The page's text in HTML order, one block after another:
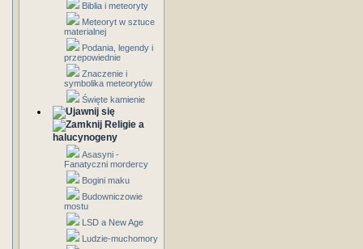
Biblia i meteoryty
Meteoryt w sztuce
materialnej
Podania, legendy i
przepowiednie
Znaczenie i
symbolika meteorytów
Święte kamienie
Religie a
halucynogeny
Asasyni -
Fanatyczni mordercy
Bogini maku
Budowniczowie
mostu
LSD a New Age
Ludzie-muchomory